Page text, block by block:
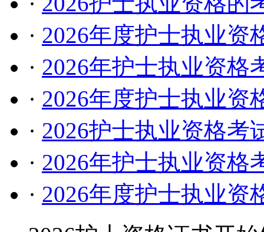
· 2026年度护士执业资
· 2026年护士执业资格
· 2026年度护士执业资
· 2026护士执业资格考
· 2026年护士执业资格
· 2026年度护士执业资